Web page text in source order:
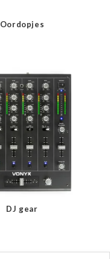
Oordopjes
DJ gear